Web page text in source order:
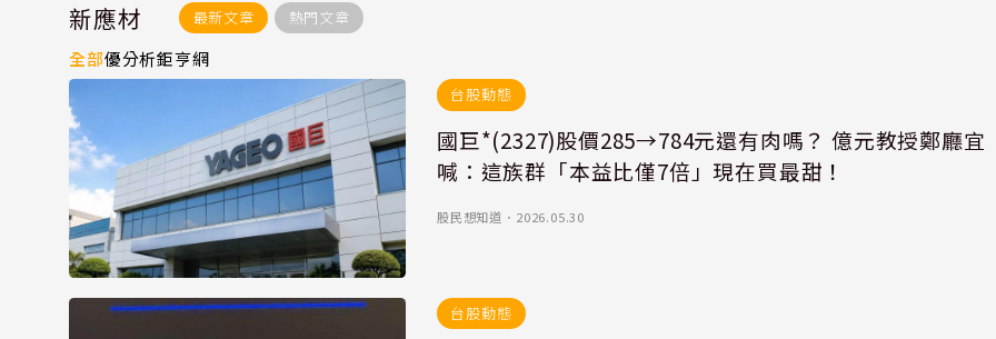
新應材 最新文章 熱門文章
全部優分析鉅亨網
台股動態
國巨*(2327)股價285→784元還有肉嗎？ 億元教授鄭廳宜
喊：這族群「本益比僅7倍」現在買最甜！
股民想知道 ． 2026.05.30
台股動態